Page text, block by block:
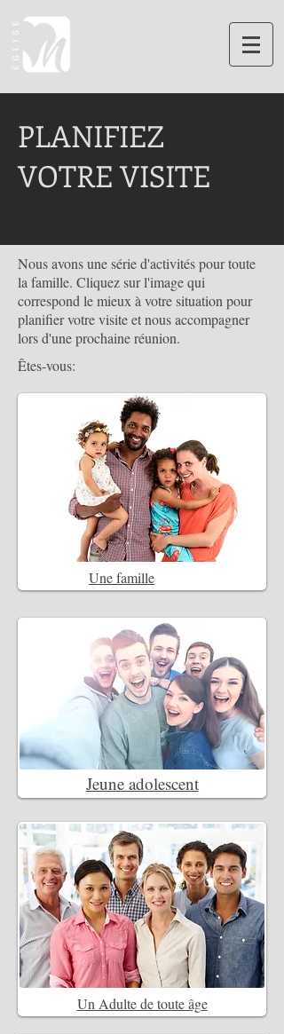
PLANIFIEZ
VOTRE VISITE
Nous avons une série d'activités pour toute
la famille. Cliquez sur l'image qui
correspond le mieux à votre situation pour
planifier votre visite et nous accompagner
lors d'une prochaine réunion.
Êtes-vous:
Une famille
Jeune adolescent
Un Adulte de toute âge